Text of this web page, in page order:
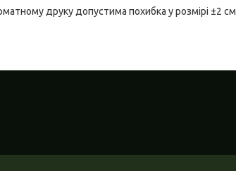
друку допустима похибка у розмірі ±2 см